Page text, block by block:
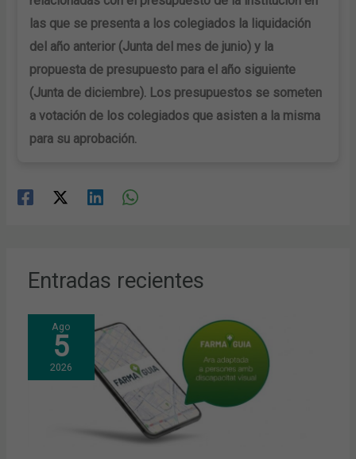
las que se presenta a los colegiados la liquidación
del año anterior (Junta del mes de junio) y la
propuesta de presupuesto para el año siguiente
(Junta de diciembre). Los presupuestos se someten
a votación de los colegiados que asisten a la misma
para su aprobación.
Entradas recientes
Ago
5
2026